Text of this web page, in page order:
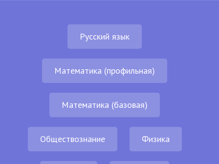
Русский язык
Математика (профильная)
Математика (базовая)
Обществознание Физика